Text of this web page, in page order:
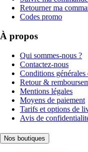
Retourner ma
Codes promo
À propos
Qui sommes-nous ?
Contactez-nous
Conditions générales
Retour &
Mentions légales
Moyens de paiement
Tarifs et options de
Avis de
Nos boutiques